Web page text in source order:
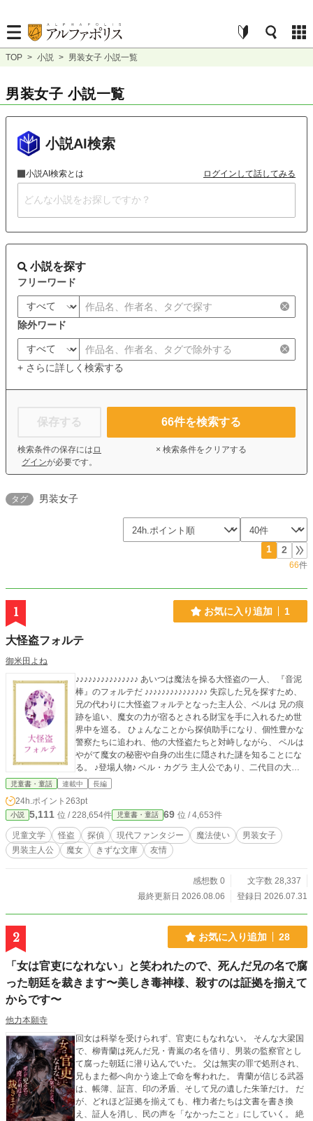
TOP > 小説 > 男装女子 小説一覧
男装女子 小説一覧
小説AI検索
小説AI検索とは ログインして話してみる
小説を探す
フリーワード
除外ワード
+ さらに詳しく検索する
保存する
検索条件の保存には ロ
グインが必要です。
66件を検索する
× 検索条件をクリアする
タグ 男装女子
1 2
66件
1 お気に入り追加 1
大怪盗フォルテ
御米田よね
♪♪♪♪♪♪♪♪♪♪♪♪♪♪♪ あいつは魔法を操る大怪盗の一人、 『音泥
棒』のフォルテだ ♪♪♪♪♪♪♪♪♪♪♪♪♪♪♪ 失踪した兄を探すため、
兄の代わりに大怪盗フォルテとなった主人公、ベルは 兄の痕
跡を追い、魔女の力が宿るとされる財宝を手に入れるため世
界中を巡る。 ひょんなことから探偵助手になり、個性豊かな
警察たちに追われ、他の大怪盗たちと対峙しながら、 ベルは
やがて魔女の秘密や自身の出生に隠された謎を知ることにな
る。 ♪登場人物♪ ベル・カグラ 主人公であり、二代目の大怪
盗フォルテ兼探偵助手。十三歳の少女。 右目は赤色で左目は
に眼帯を付けている。 また、魔女とバレないように男装をし
ている。 普段は穏やかな口調だが、気が高ぶると素の乱暴な
口調に戻る。 シーク・トゥルーハート 自称、大怪盗専門の探
偵。十三歳の少年。 推理力があり洞察力もあるが、詰めが甘
い。 自身の探偵助手であり友人でもあるベルが、 追い求めて
A・バレンタイン 十三歳の少女。記憶力が良い。 名家のお嬢
様だが、体が弱く引きこもりがちだった。 シークたちと出会
児童書・童話 連載中 長編
24h.ポイント 263pt
小説 5,111 位 / 228,654件 児童書・童話 69 位 / 4,653件
児童文学 怪盗 探偵 現代ファンタジー 魔法使い
男装女子
男装主人公
魔女 きずな文庫 友情
感想数 0
文字数 28,337
最終更新日 2026.08.06
登録日 2026.07.31
2 お気に入り追加 28
「女は官吏になれない」と笑われたので、死んだ兄の名で腐
った朝廷を裁きます〜美しき毒神様、殺すのは証拠を揃えて
からです〜
他力本願寺
回女は科挙を受けられず、官吏にもなれない。 そんな大梁国
で、柳青蘭は死んだ兄・青嵐の名を借り、男装の監察官とし
て腐った朝廷に潜り込んでいた。 父は無実の罪で処刑され、
兄もまた都へ向かう途上で命を奪われた。 青蘭が信じる武器
は、帳簿、証言、印の矛盾、そして兄の遺した朱筆だけ。 だ
が、どれほど証拠を揃えても、権力者たちは文書を書き換
え、証人を消し、民の声を「なかったこと」にしていく。 絶